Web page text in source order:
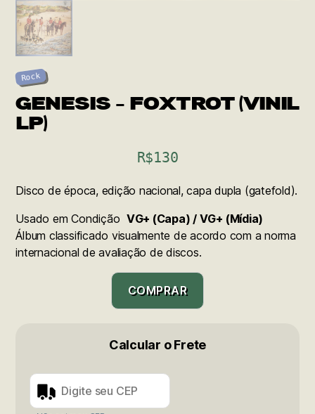
Rock
GENESIS – FOXTROT (VINIL
LP)
R$130
Disco de época, edição nacional, capa dupla (gatefold).
Usado em Condição VG+ (Capa) / VG+ (Mídia)
Álbum classificado visualmente de acordo com a norma
internacional de avaliação de discos.
COMPRAR
Calcular o Frete